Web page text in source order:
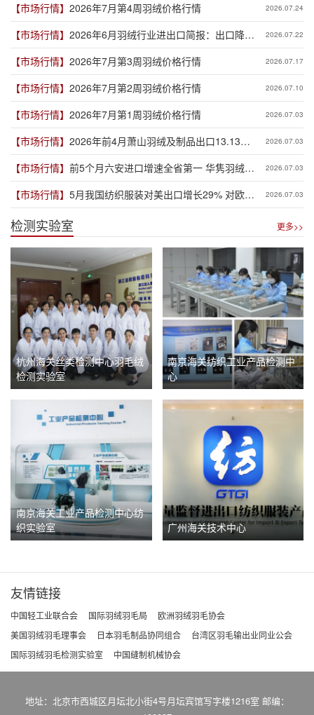
【市场行情】 2026年7月第4周羽绒价格行情 2026.07.24
【市场行情】 2026年6月羽绒行业进出口简报：出口降幅
收窄 进口保持高增
2026.07.22
【市场行情】 2026年7月第3周羽绒价格行情 2026.07.17
【市场行情】 2026年7月第2周羽绒价格行情 2026.07.10
【市场行情】 2026年7月第1周羽绒价格行情 2026.07.03
【市场行情】 2026年前4月萧山羽绒及制品出口13.13亿
元
2026.07.03
【市场行情】 前5个月六安进口增速全省第一 华隽羽绒等
龙头企业带动明显
2026.07.03
【市场行情】 5月我国纺织服装对美出口增长29% 对欧盟
出口同比下降9%
2026.07.03
检测实验室 更多>>
杭州海关丝类检测中心羽毛绒
检测实验室
南京海关纺织工业产品检测中
心
南京海关工业产品检测中心纺
织实验室
广州海关技术中心
友情链接
中国轻工业联合会 国际羽绒羽毛局
欧洲羽绒羽毛协会
美国羽绒羽毛理事会
日本羽毛制品协同组合
台湾区羽毛输出业同业公会
国际羽绒羽毛检测实验室
中国缝制机械协会
地址：北京市西城区月坛北小街4号月坛宾馆写字楼1216室 邮编：